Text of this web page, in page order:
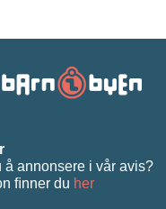
å annonsere i vår avis?
ﬁnner du her